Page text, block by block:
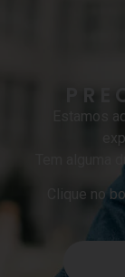
Estamos
Tem alguma
Clique no